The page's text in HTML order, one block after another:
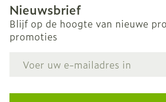
Nieuwsbrief
Blijf op de hoogte van nieuwe
promoties